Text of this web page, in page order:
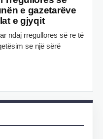
e gazetarëve
e gjyqit
ndaj rregullores së re të
se një sërë